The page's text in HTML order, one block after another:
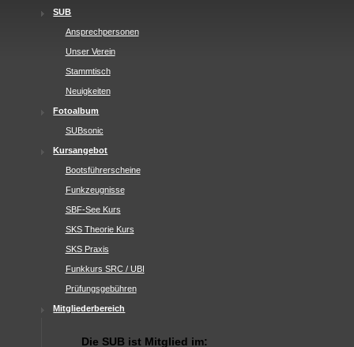
SUB
Ansprechpersonen
Unser Verein
Stammtisch
Neuigkeiten
Fotoalbum
SUBsonic
Kursangebot
Bootsführerscheine
Funkzeugnisse
SBF-See Kurs
SKS Theorie Kurs
SKS Praxis
Funkkurs SRC / UBI
Prüfungsgebühren
Mitgliederbereich
Die SUB ist Mitglied im: